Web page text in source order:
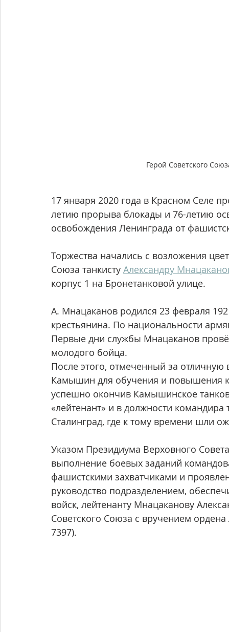
Герой Советского
17 января 2020 года в Красном Селе
летию прорыва блокады и 76-летию
освобождения Ленинграда от
Торжества начались с возложения
Союза танкисту Александру
корпус 1 на Бронетанковой улице.
А. Мнацаканов родился 23 февраля
крестьянина. По национальности
Первые дни службы Мнацаканов
молодого бойца.
После этого, отмеченный за
Камышин для обучения и повышения
успешно окончив Камышинское
«лейтенант» и в должности
Сталинград, где к тому времени шли
Указом Президиума Верховного
выполнение боевых заданий
фашистскими захватчиками и
руководство подразделением,
войск, лейтенанту Мнацаканову
Советского Союза с вручением
7397).